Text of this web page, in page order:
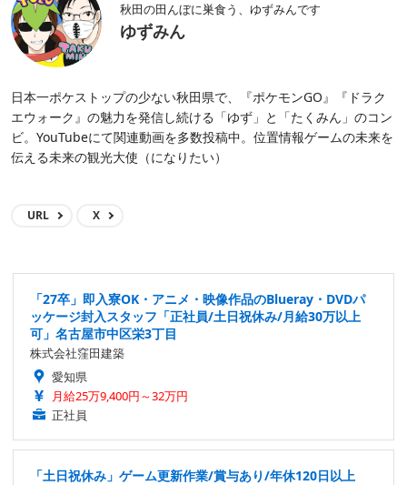
秋田の田んぼに巣食う、ゆずみんです
ゆずみん
日本一ポケストップの少ない秋田県で、『ポケモンGO』『ドラク
エウォーク』の魅力を発信し続ける「ゆず」と「たくみん」のコン
ビ。YouTubeにて関連動画を多数投稿中。位置情報ゲームの未来を
伝える未来の観光大使（になりたい）
URL X
「27卒」即入寮OK・アニメ・映像作品のBlueray・DVDパ
ッケージ封入スタッフ「正社員/土日祝休み/月給30万以上
可」名古屋市中区栄3丁目
株式会社窪田建築
愛知県
月給25万9,400円～32万円
正社員
「土日祝休み」ゲーム更新作業/賞与あり/年休120日以上